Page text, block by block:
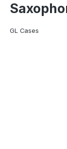
GL Cases